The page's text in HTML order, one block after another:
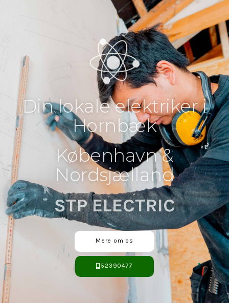
Din lokale elektriker i
Hornbæk
København &
Nordsjælland
STP ELECTRIC
Mere om os
52390477